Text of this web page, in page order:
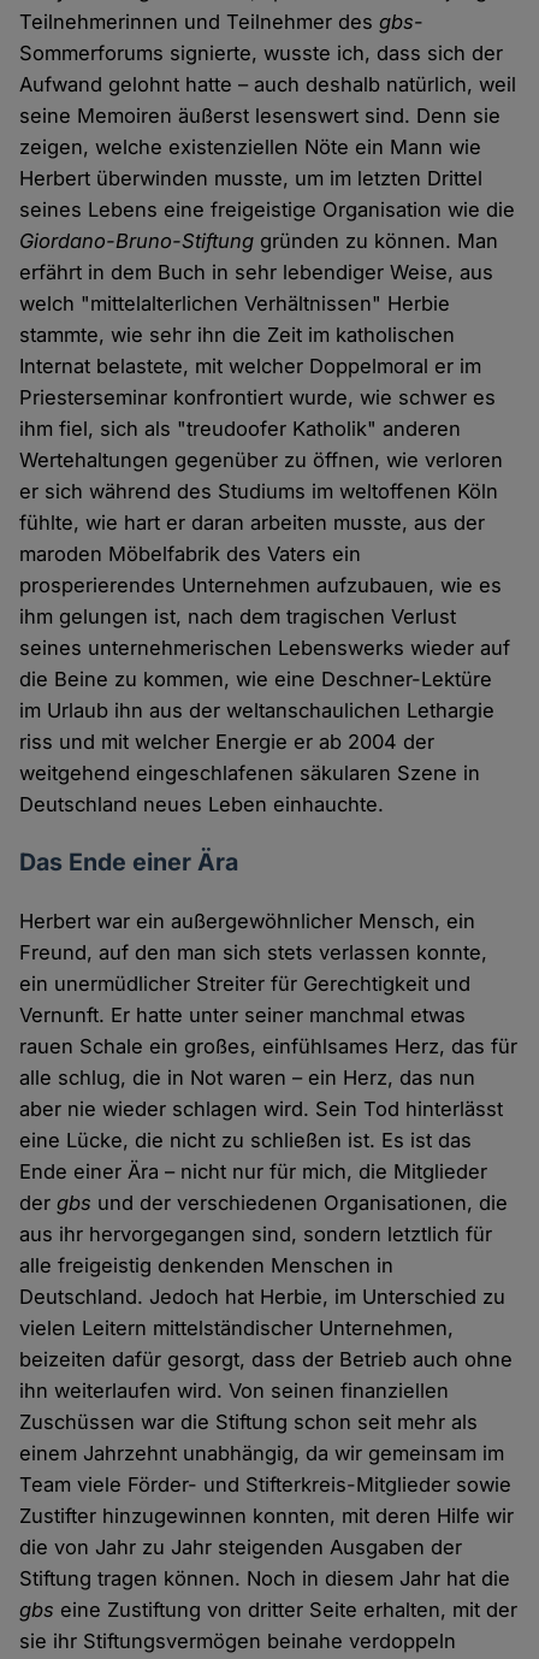
Teilnehmerinnen und Teilnehmer desgbs-
Sommerforums signierte, wusste ich, dass sich der
Aufwand gelohnt hatte – auch deshalb natürlich, weil
seine Memoiren äußerst lesenswert sind. Denn sie
zeigen, welche existenziellen Nöte ein Mann wie
Herbert überwinden musste, um im letzten Drittel
seines Lebens eine freigeistige Organisation wie die
Giordano-Bruno-Stiftung gründen zu können. Man
erfährt in dem Buch in sehr lebendiger Weise, aus
welch "mittelalterlichen Verhältnissen" Herbie
stammte, wie sehr ihn die Zeit im katholischen
Internat belastete, mit welcher Doppelmoral er im
Priesterseminar konfrontiert wurde, wie schwer es
ihm fiel, sich als "treudoofer Katholik" anderen
Wertehaltungen gegenüber zu öffnen, wie verloren
er sich während des Studiums im weltoffenen Köln
fühlte, wie hart er daran arbeiten musste, aus der
maroden Möbelfabrik des Vaters ein
prosperierendes Unternehmen aufzubauen, wie es
ihm gelungen ist, nach dem tragischen Verlust
seines unternehmerischen Lebenswerks wieder auf
die Beine zu kommen, wie eine Deschner-Lektüre
im Urlaub ihn aus der weltanschaulichen Lethargie
riss und mit welcher Energie er ab 2004 der
weitgehend eingeschlafenen säkularen Szene in
Deutschland neues Leben einhauchte.
Das Ende einer Ära
Herbert war ein außergewöhnlicher Mensch, ein
Freund, auf den man sich stets verlassen konnte,
ein unermüdlicher Streiter für Gerechtigkeit und
Vernunft. Er hatte unter seiner manchmal etwas
rauen Schale ein großes, einfühlsames Herz, das für
alle schlug, die in Not waren – ein Herz, das nun
aber nie wieder schlagen wird. Sein Tod hinterlässt
eine Lücke, die nicht zu schließen ist. Es ist das
Ende einer Ära – nicht nur für mich, die Mitglieder
dergbs und der verschiedenen Organisationen, die
aus ihr hervorgegangen sind, sondern letztlich für
alle freigeistig denkenden Menschen in
Deutschland. Jedoch hat Herbie, im Unterschied zu
vielen Leitern mittelständischer Unternehmen,
beizeiten dafür gesorgt, dass der Betrieb auch ohne
ihn weiterlaufen wird. Von seinen finanziellen
Zuschüssen war die Stiftung schon seit mehr als
einem Jahrzehnt unabhängig, da wir gemeinsam im
Team viele Förder- und Stifterkreis-Mitglieder sowie
Zustifter hinzugewinnen konnten, mit deren Hilfe wir
die von Jahr zu Jahr steigenden Ausgaben der
Stiftung tragen können. Noch in diesem Jahr hat die
gbs eine Zustiftung von dritter Seite erhalten, mit der
sie ihr Stiftungsvermögen beinahe verdoppeln